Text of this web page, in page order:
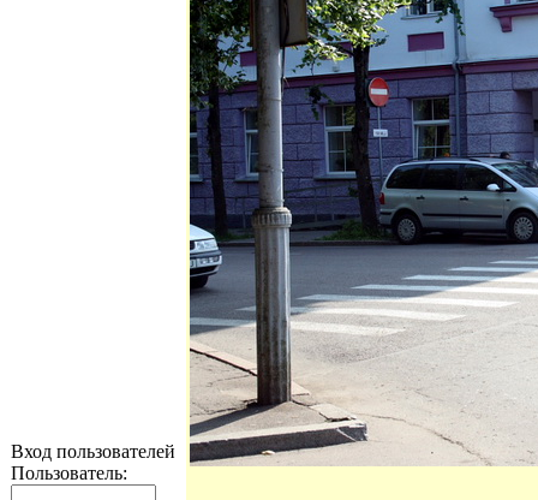
Вход пользователей
Пользователь: